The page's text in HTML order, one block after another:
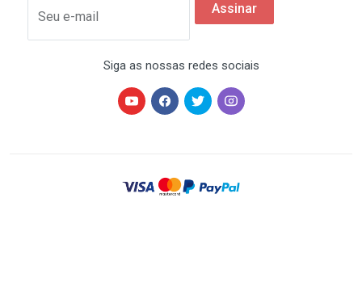
Seu e-mail
Assinar
Siga as nossas redes sociais